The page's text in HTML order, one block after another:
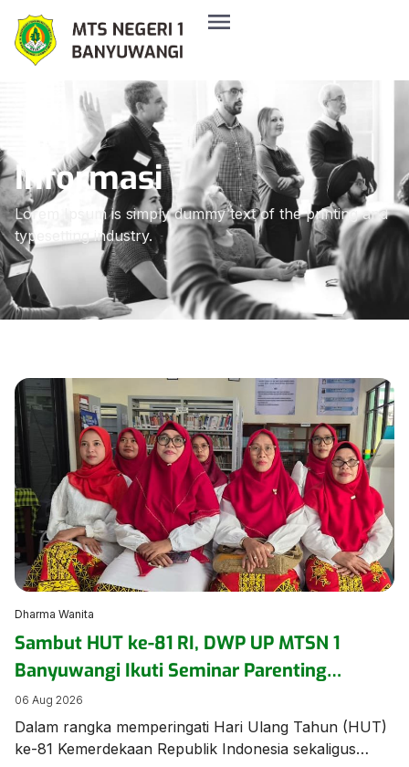
Informasi
Lorem Ipsum is simply dummy text of the printing and
typesetting industry.
Dharma Wanita
Sambut HUT ke-81 RI, DWP UP MTSN 1
Banyuwangi Ikuti Seminar Parenting
Pendidikan Inklusif untuk Dorong
Kepercayaan Diri Anak
06 Aug 2026
Dalam rangka memperingati Hari Ulang Tahun (HUT)
ke-81 Kemerdekaan Republik Indonesia sekaligus